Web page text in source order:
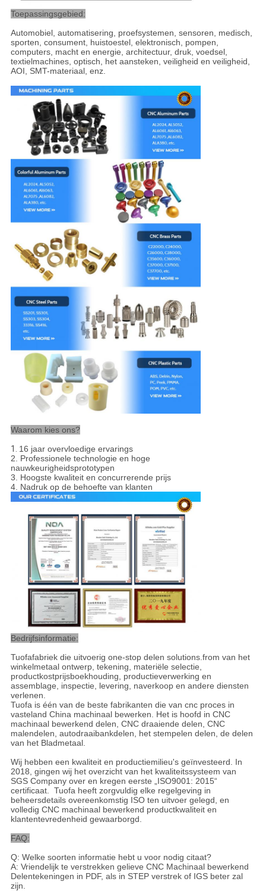
Toepassingsgebied:
Automobiel, automatisering, proefsystemen, sensoren, medisch,
sporten, consument, huistoestel, elektronisch, pompen,
computers, macht en energie, architectuur, druk, voedsel,
textielmachines, optisch, het aansteken, veiligheid en veiligheid,
AOI, SMT-materiaal, enz.
Waarom kies ons?
1. 16 jaar overvloedige ervarings
2. Professionele technologie en hoge
nauwkeurigheidsprototypen
3. Hoogste kwaliteit en concurrerende prijs
4. Nadruk op de behoefte van klanten
Bedrijfsinformatie:
Tuofafabriek die uitvoerig one-stop delen solutions.from van het
winkelmetaal ontwerp, tekening, materiële selectie,
productkostprijsboekhouding, productieverwerking en
assemblage, inspectie, levering, naverkoop en andere diensten
verlenen.
Tuofa is één van de beste fabrikanten die van cnc proces in
vasteland China machinaal bewerken. Het is hoofd in CNC
machinaal bewerkend delen, CNC draaiende delen, CNC
malendelen, autodraaibankdelen, het stempelen delen, de delen
van het Bladmetaal.
Wij hebben een kwaliteit en productiemilieu's geïnvesteerd. In
2018, gingen wij het overzicht van het kwaliteitssysteem van
SGS Company over en kregen eerste „ISO9001: 2015“
certificaat. Tuofa heeft zorgvuldig elke regelgeving in
beheersdetails overeenkomstig ISO ten uitvoer gelegd, en
volledig CNC machinaal bewerkend productkwaliteit en
klantentevredenheid gewaarborgd.
FAQ:
Q: Welke soorten informatie hebt u voor nodig citaat?
A: Vriendelijk te verstrekken gelieve CNC Machinaal bewerkend
Delentekeningen in PDF, als in STEP verstrek of IGS beter zal
zijn.